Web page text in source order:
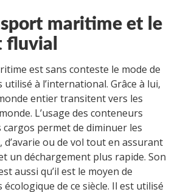
maritime et le
fluvial
est sans conteste le mode de
à l’international. Grâce à lui,
entier transitent vers les
L’usage des conteneurs
cargos permet de diminuer les
d’avarie ou de vol tout en assurant
un déchargement plus rapide. Son
aussi qu’il est le moyen de
de ce siècle. Il est utilisé